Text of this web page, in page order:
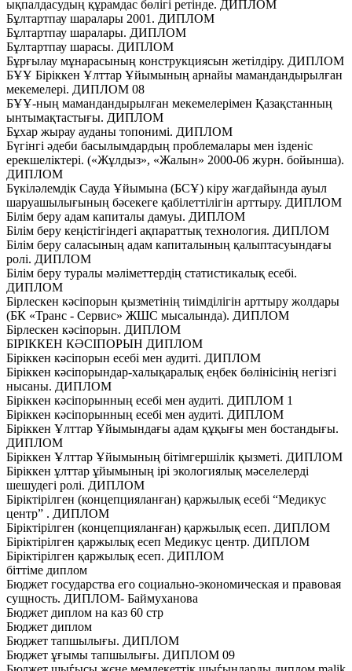
ықпалдасудың құрамдас бөлігі ретінде. ДИПЛОМ
Бұлтартпау шаралары 2001. ДИПЛОМ
Бұлтартпау шаралары. ДИПЛОМ
Бұлтартпау шарасы. ДИПЛОМ
Бұрғылау мұнарасының конструкциясын жетілдіру. ДИПЛОМ
БҰҰ Біріккен Ұлттар Ұйымының арнайы мамандандырылған
мекемелері. ДИПЛОМ 08
БҰҰ-ның мамандандырылған мекемелерімен Қазақстанның
ынтымақтастығы. ДИПЛОМ
Бұхар жырау ауданы топонимі. ДИПЛОМ
Бүгінгі әдеби басылымдардың проблемалары мен ізденіс
ерекшеліктері. («Жұлдыз», «Жалын» 2000-06 журн. бойынша).
ДИПЛОМ
Бүкіләлемдік Сауда Ұйымына (БСҰ) кіру жағдайында ауыл
шаруашылығының бәсекеге қабілеттілігін арттыру. ДИПЛОМ
Білім беру адам капиталы дамуы. ДИПЛОМ
Білім беру кеңістігіндегі ақпараттық технология. ДИПЛОМ
Білім беру саласының адам капиталының қалыптасуындағы
ролі. ДИПЛОМ
Білім беру туралы мәліметтердің статистикалық есебі.
ДИПЛОМ
Бірлескен кәсіпорын қызметінің тиімділігін арттыру жолдары
(БК «Транс - Сервис» ЖШС мысалында). ДИПЛОМ
Бірлескен кәсіпорын. ДИПЛОМ
БІРІККЕН КӘСІПОРЫН ДИПЛОМ
Біріккен кәсіпорын есебі мен аудиті. ДИПЛОМ
Біріккен кәсіпорындар-халықаралық еңбек бөлінісінің негізгі
нысаны. ДИПЛОМ
Біріккен кәсіпорынның есебі мен аудиті. ДИПЛОМ 1
Біріккен кәсіпорынның есебі мен аудиті. ДИПЛОМ
Біріккен Ұлттар Ұйымындағы адам құқығы мен бостандығы.
ДИПЛОМ
Біріккен Ұлттар Ұйымының бітімгершілік қызметі. ДИПЛОМ
Біріккен ұлттар ұйымының ірі экологиялық мәселелерді
шешудегі ролі. ДИПЛОМ
Біріктірілген (концепцияланған) қаржылық есебі “Медикус
центр” . ДИПЛОМ
Біріктірілген (концепцияланған) қаржылық есеп. ДИПЛОМ
Біріктірілген қаржылық есеп Медикус центр. ДИПЛОМ
Біріктірілген қаржылық есеп. ДИПЛОМ
біттіме диплом
Бюджет государства его социально-экономическая и правовая
сущность. ДИПЛОМ- Баймуханова
Бюджет диплом на каз 60 стр
Бюджет диплом
Бюджет тапшылығы. ДИПЛОМ
Бюджет ұғымы тапшылығы. ДИПЛОМ 09